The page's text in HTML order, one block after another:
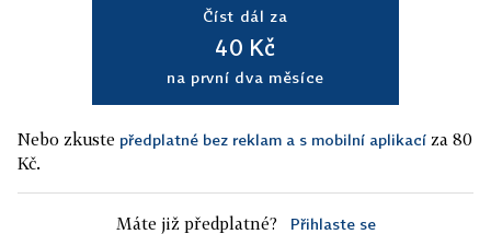
Číst dál za
40 Kč
na první dva měsíce
Nebo zkuste předplatné bez reklam a s mobilní aplikací za 80
Kč.
Máte již předplatné? Přihlaste se